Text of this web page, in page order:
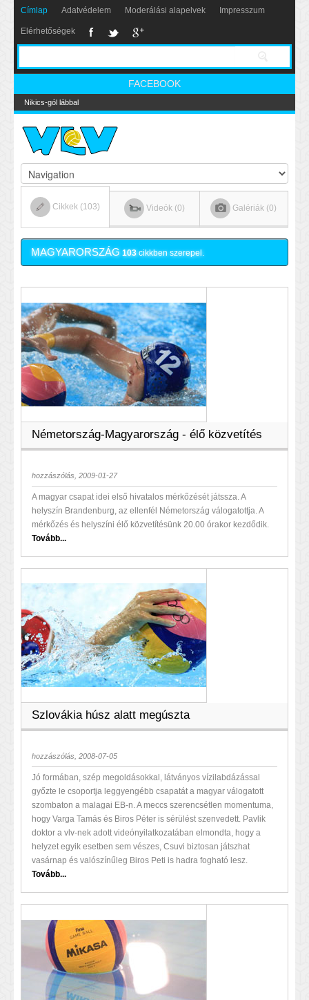
Címlap Adatvédelem Moderálási alapelvek Impresszum
Elérhetőségek
FACEBOOK
Nikics-gól lábbal
Cikkek (103) Videók (0) Galériák (0)
MAGYARORSZÁG 103cikkben szerepel.
Németország-Magyarország - élő közvetítés
hozzászólás, 2009-01-27
A magyar csapat idei első hivatalos mérkőzését játssza. A
helyszín Brandenburg, az ellenfél Németország válogatottja. A
mérkőzés és helyszíni élő közvetítésünk 20.00 órakor kezdődik.
Tovább...
Szlovákia húsz alatt megúszta
hozzászólás, 2008-07-05
Jó formában, szép megoldásokkal, látványos vízilabdázással
győzte le csoportja leggyengébb csapatát a magyar válogatott
szombaton a malagai EB-n. A meccs szerencsétlen momentuma,
hogy Varga Tamás és Biros Péter is sérülést szenvedett. Pavlik
doktor a vlv-nek adott videónyilatkozatában elmondta, hogy a
helyzet egyik esetben sem vészes, Csuvi biztosan játszhat
vasárnap és valószínűleg Biros Peti is hadra fogható lesz.
Tovább...